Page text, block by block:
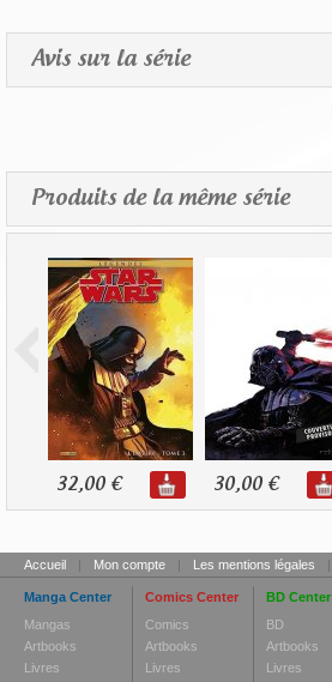
Avis sur la série
Produits de la même série
32,00 € 30,00 €
Accueil | Mon compte | Les mentions légales |
Manga Center
Mangas
Artbooks
Livres
Comics Center
Comics
Artbooks
Livres
BD Center
BD
Artbooks
Livres